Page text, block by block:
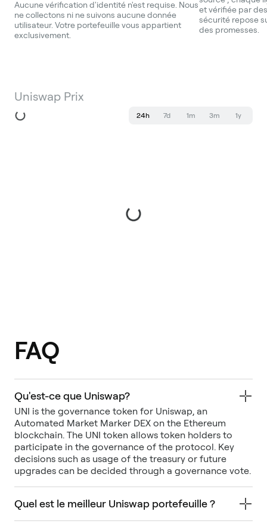
Aucune vérification d'identité n'est requise. Nous
ne collectons ni ne suivons aucune donnée
utilisateur. Votre portefeuille vous appartient
exclusivement.
et vérifiée par
sécurité repose
des promesses.
Uniswap Prix
24h 7d 1m 3m 1y
FAQ
Qu'est-ce que Uniswap?
UNI is the governance token for Uniswap, an
Automated Market Marker DEX on the Ethereum
blockchain. The UNI token allows token holders to
participate in the governance of the protocol. Key
decisions such as usage of the treasury or future
upgrades can be decided through a governance vote.
Quel est le meilleur Uniswap portefeuille ?